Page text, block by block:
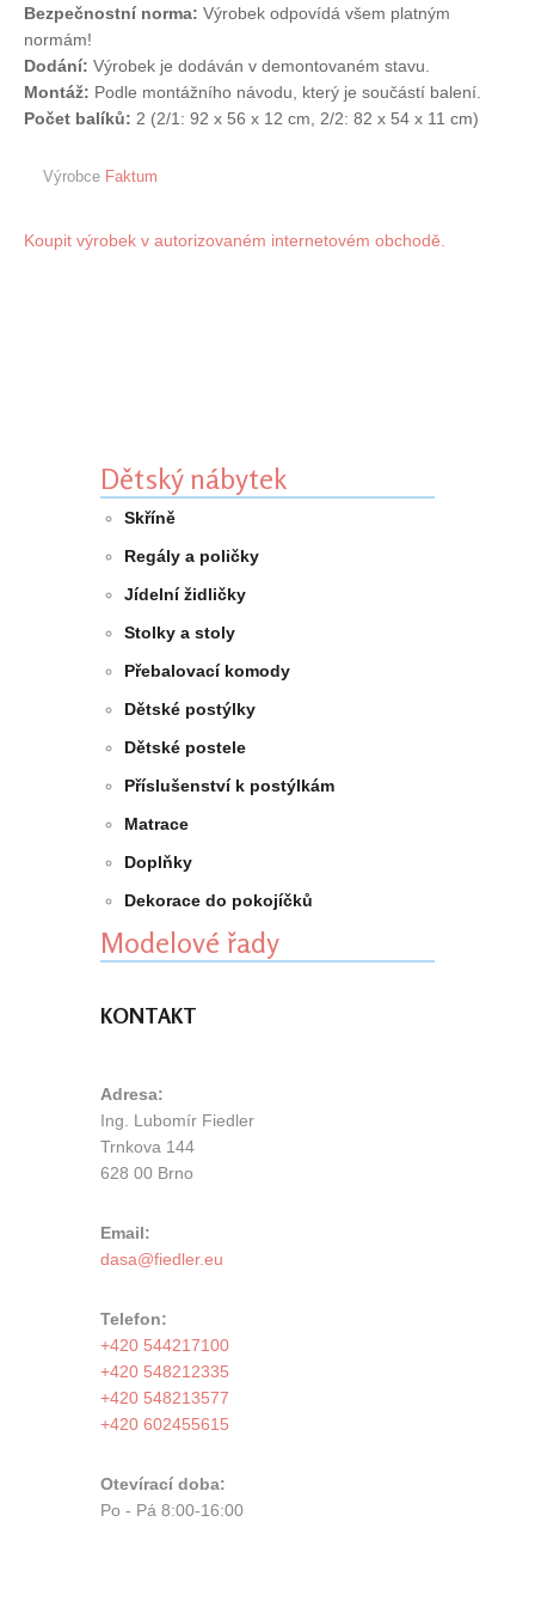
Bezpečnostní norma: Výrobek odpovídá všem platným
normám!
Dodání: Výrobek je dodáván v demontovaném stavu.
Montáž: Podle montážního návodu, který je součástí balení.
Počet balíků: 2 (2/1: 92 x 56 x 12 cm, 2/2: 82 x 54 x 11 cm)
Výrobce Faktum
Koupit výrobek v autorizovaném internetovém obchodě.
Dětský nábytek
Skříně
Regály a poličky
Jídelní židličky
Stolky a stoly
Přebalovací komody
Dětské postýlky
Dětské postele
Příslušenství k postýlkám
Matrace
Doplňky
Dekorace do pokojíčků
Modelové řady
KONTAKT
Adresa:
Ing. Lubomír Fiedler
Trnkova 144
628 00 Brno
Email:
Telefon:
+420 544217100
+420 548212335
+420 548213577
+420 602455615
Otevírací doba:
Po - Pá 8:00-16:00